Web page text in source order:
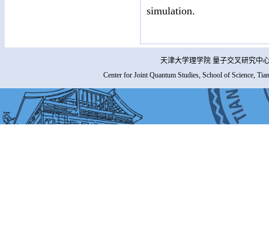
simulation.
天津大学理学院 量子交叉研究中
Center for Joint Quantum Studies, School of Science,